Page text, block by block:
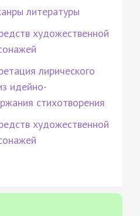
литературы
художественной
лирического
идейно-
стихотворения
художественной